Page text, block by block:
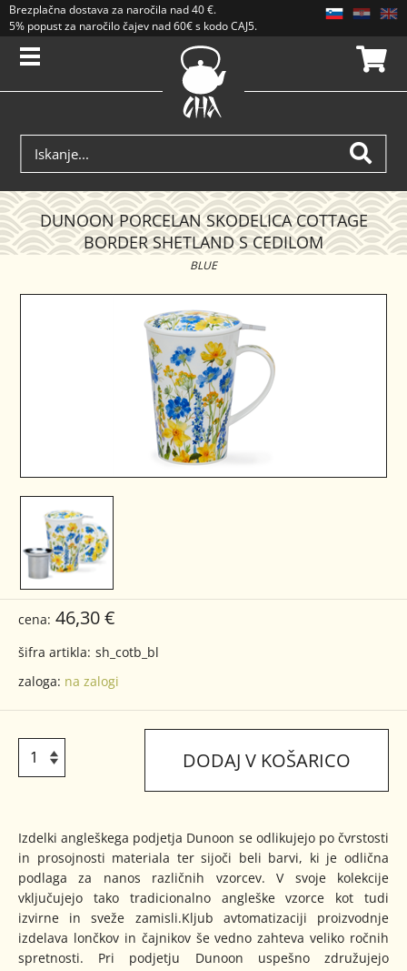
Brezplačna dostava za naročila nad40 €.
5% popust za naročilo čajev nad 60€ s kodo CAJ5. Popusti se ne seštevajo.
DUNOON PORCELAN SKODELICA COTTAGE
BORDER SHETLAND S CEDILOM
BLUE
cena: 46,30 €
šifra artikla: sh_cotb_bl
zaloga: na zalogi
DODAJ V KOŠARICO
Izdelki angleškega podjetja Dunoon se odlikujejo po čvrstosti
in prosojnosti materiala ter sijoči beli barvi, ki je odlična
podlaga za nanos različnih vzorcev. V svoje kolekcije
vključujejo tako tradicionalno angleške vzorce kot tudi
izvirne in sveže zamisli.Kljub avtomatizaciji proizvodnje
izdelava lončkov in čajnikov še vedno zahteva veliko ročnih
spretnosti. Pri podjetju Dunoon uspešno združujejo